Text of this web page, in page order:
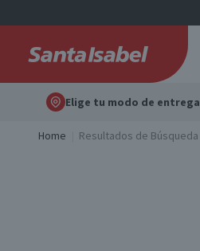
Elige tu modo de entrega
Home Resultados de Búsqueda